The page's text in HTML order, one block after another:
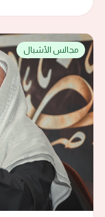
مجالس الأشبال